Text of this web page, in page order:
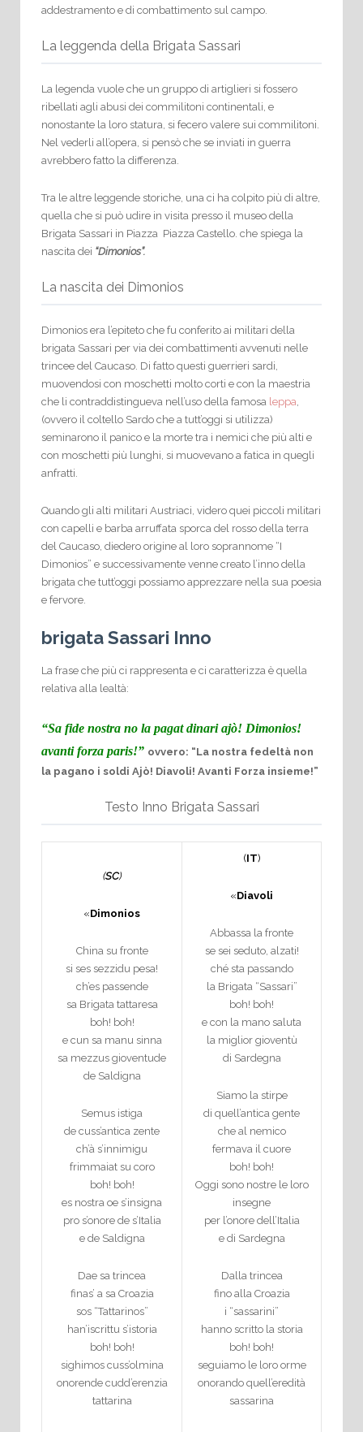
addestramento e di combattimento sul campo.
La leggenda della Brigata Sassari
La legenda vuole che un gruppo di artiglieri si fossero
ribellati agli abusi dei commilitoni continentali, e
nonostante la loro statura, si fecero valere sui commilitoni.
Nel vederli all’opera, si pensò che se inviati in guerra
avrebbero fatto la differenza.
Tra le altre leggende storiche, una ci ha colpito più di altre,
quella che si può udire in visita presso il museo della
Brigata Sassari in Piazza Piazza Castello. che spiega la
nascita dei “Dimonios”.
La nascita dei Dimonios
Dimonios era l’epiteto che fu conferito ai militari della
brigata Sassari per via dei combattimenti avvenuti nelle
trincee del Caucaso. Di fatto questi guerrieri sardi,
muovendosi con moschetti molto corti e con la maestria
che li contraddistingueva nell’uso della famosa leppa,
(ovvero il coltello Sardo che a tutt’oggi si utilizza)
seminarono il panico e la morte tra i nemici che più alti e
con moschetti più lunghi, si muovevano a fatica in quegli
anfratti.
Quando gli alti militari Austriaci, videro quei piccoli militari
con capelli e barba arruffata sporca del rosso della terra
del Caucaso, diedero origine al loro soprannome “I
Dimonios” e successivamente venne creato l’inno della
brigata che tutt’oggi possiamo apprezzare nella sua poesia
e fervore.
brigata Sassari Inno
La frase che più ci rappresenta e ci caratterizza è quella
relativa alla lealtà:
“Sa fide nostra no la pagat dinari ajò! Dimonios!
avanti forza paris!” ovvero: “La nostra fedeltà non
la pagano i soldi Ajò! Diavoli! Avanti Forza insieme!”
Testo Inno Brigata Sassari
(SC)
«Dimonios
China su fronte
si ses sezzidu pesa!
ch’es passende
sa Brigata tattaresa
boh! boh!
e cun sa manu sinna
sa mezzus gioventude
de Saldigna
Semus istiga
de cuss’antica zente
ch’à s’innimigu
frimmaiat su coro
boh! boh!
es nostra oe s’insigna
pro s’onore de s’Italia
e de Saldigna
Dae sa trincea
finas’ a sa Croazia
sos “Tattarinos”
han’iscrittu s’istoria
boh! boh!
sighimos cuss’olmina
onorende cudd’erenzia
tattarina
(IT)
«Diavoli
Abbassa la fronte
se sei seduto, alzati!
ché sta passando
la Brigata “Sassari”
boh! boh!
e con la mano saluta
la miglior gioventù
di Sardegna
Siamo la stirpe
di quell’antica gente
che al nemico
fermava il cuore
boh! boh!
Oggi sono nostre le loro
insegne
per l’onore dell’Italia
e di Sardegna
Dalla trincea
fino alla Croazia
i “sassarini”
hanno scritto la storia
boh! boh!
seguiamo le loro orme
onorando quell’eredità
sassarina